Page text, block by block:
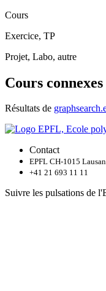
Cours
Exercice, TP
Projet, Labo, autre
Cours connexes
Résultats de
Contact
EPFL CH-1015
+41 21 693 11 11
Suivre les pulsations de